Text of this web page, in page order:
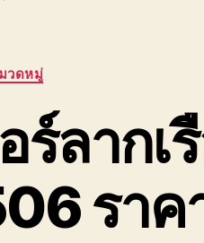
Categories
วดหมู่
ร์ลากเ
ราค